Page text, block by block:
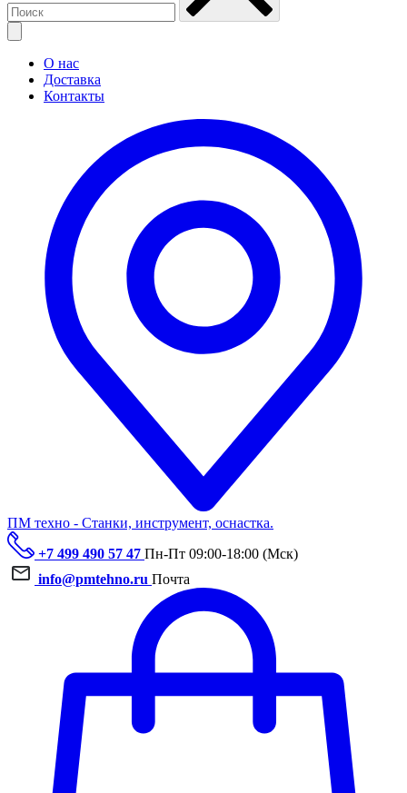
О нас
Доставка
Контакты
ПМ техно - Станки, инструмент, оснастка.
+7 499 490 57 47 Пн-Пт 09:00-18:00 (Мск)
info@pmtehno.ru Почта